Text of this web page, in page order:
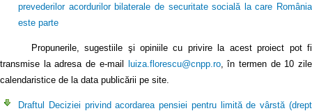
prevederilor acordurilor bilaterale de securitate socială la care România
este parte
Propunerile, sugestiile şi opiniile cu privire la acest proiect pot fi
transmise la adresa de e-mail
luiza.florescu@cnpp.ro, în termen de 10 zile
calendaristice de la data publicării pe site.
Draftul Deciziei privind acordarea pensiei pentru limită de vârstă (drept